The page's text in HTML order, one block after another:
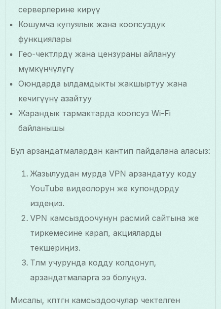
серверлерине кирүү
Кошумча купуялык жана коопсуздук
функциялары
Гео-чектөөлөрдү жана цензураны айлануу
мүмкүнчүлүгү
Оюндарда ылдамдыкты жакшыртуу жана
кечигүүнү азайтуу
Жарандык тармактарда коопсуз Wi-Fi
байланышы
Бул арзандатмалардан кантип пайдалана аласыз:
Жазылуудан мурда VPN арзандатуу коду
YouTube видеолорун же купондорду
издеңиз.
VPN камсыздоочунун расмий сайтына же
тиркемесине карап, акцияларды
текшериңиз.
Төлөм учурунда кодду колдонуп,
арзандатмаларга ээ болуңуз.
Мисалы, көптөгөн камсыздоочулар чектелген